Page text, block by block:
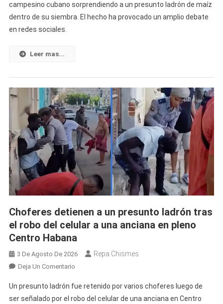
Maíz?
¡Pues
Un
Presunto
Ladrón
Y
Lo
Obliga
A
Comerse
El
Maíz
Intentaba
Robarse
campesino cubano sorprendiendo a un presunto ladrón de maíz
dentro de su siembra. El hecho ha provocado un amplio debate
en redes sociales.
Leer mas...
Choferes detienen a un presunto ladrón tras
el robo del celular a una anciana en pleno
Centro Habana
3 De Agosto De 2026 Repa Chismes
Deja Un ComentarioEn
Detienen
A
Un presunto ladrón fue retenido por varios choferes luego de
ser señalado por el robo del celular de una anciana en Centro